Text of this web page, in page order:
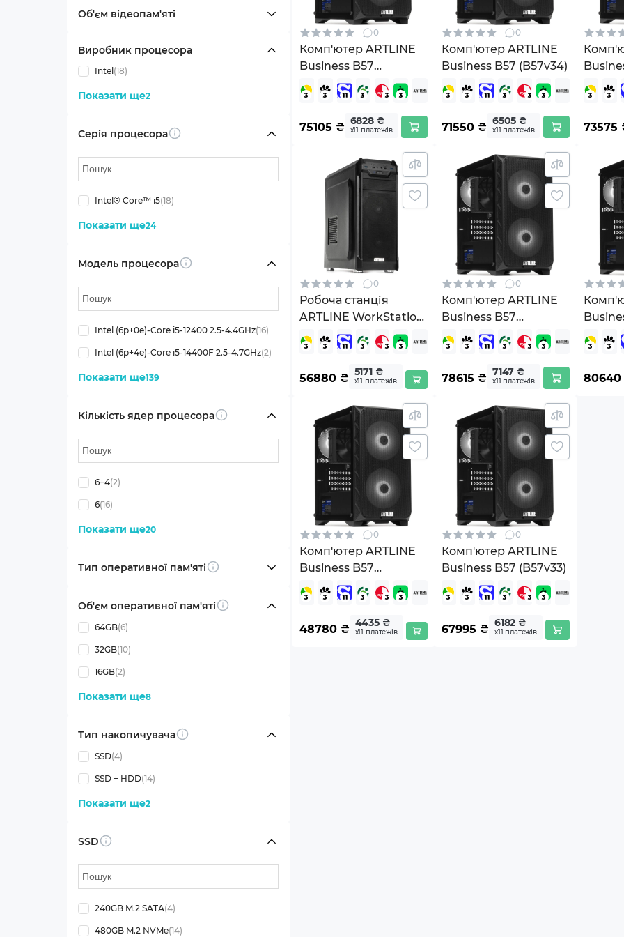
Об'єм відеопам'яті
Виробник процесора
Intel (18)
Показати ще2
Серія процесора Info
Intel® Core™ i5(18)
Показати ще24
Модель процесора Info
Intel (6p+0e)-Core i5-12400 2.5-4.4GHz(16)
Intel (6p+4e)-Core i5-14400F 2.5-4.7GHz(2)
Показати ще139
Кількість ядер процесора Info
6+4(2)
6(16)
Показати ще20
Тип оперативної пам'яті Info
Об'єм оперативної пам'яті
Info
64GB(6)
32GB(10)
16GB(2)
Показати ще8
Тип накопичувача Info
SSD(4)
SSD + HDD(14)
Показати ще2
SSD Info
240GB M.2 SATA(4)
480GB M.2 NVMe(14)
0
Комп'ютер ARTLINE
Business B57
Windows 11 Pro
(B57v33Win)
75105 ₴ 6828 ₴
х11 платежів
0
Комп'ютер ARTLINE
Business B57 (B57v34)
71550₴ 6505 ₴
х11 платежів 73575
0
Робоча станція
ARTLINE WorkStation
W52 (W52v24)
56880₴ 5171 ₴
х11 платежів
0
Комп'ютер ARTLINE
Business B57
Windows 11 Pro
(B57v34Win)
78615 ₴ 7147 ₴
х11 платежів 80640
0
Комп'ютер ARTLINE
Business B57
Windows 11 Pro
(B57v31Win)
48780₴ 4435 ₴
х11 платежів
0
Комп'ютер ARTLINE
Business B57 (B57v33)
67995 ₴ 6182 ₴
х11 платежів